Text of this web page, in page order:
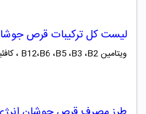
لیست کل ترکیبات قرص
ویتامینB2، B3،B5، B6،B12 ،